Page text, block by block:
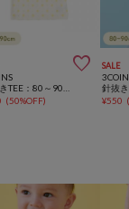

(50%OFF)
SALE
¥550